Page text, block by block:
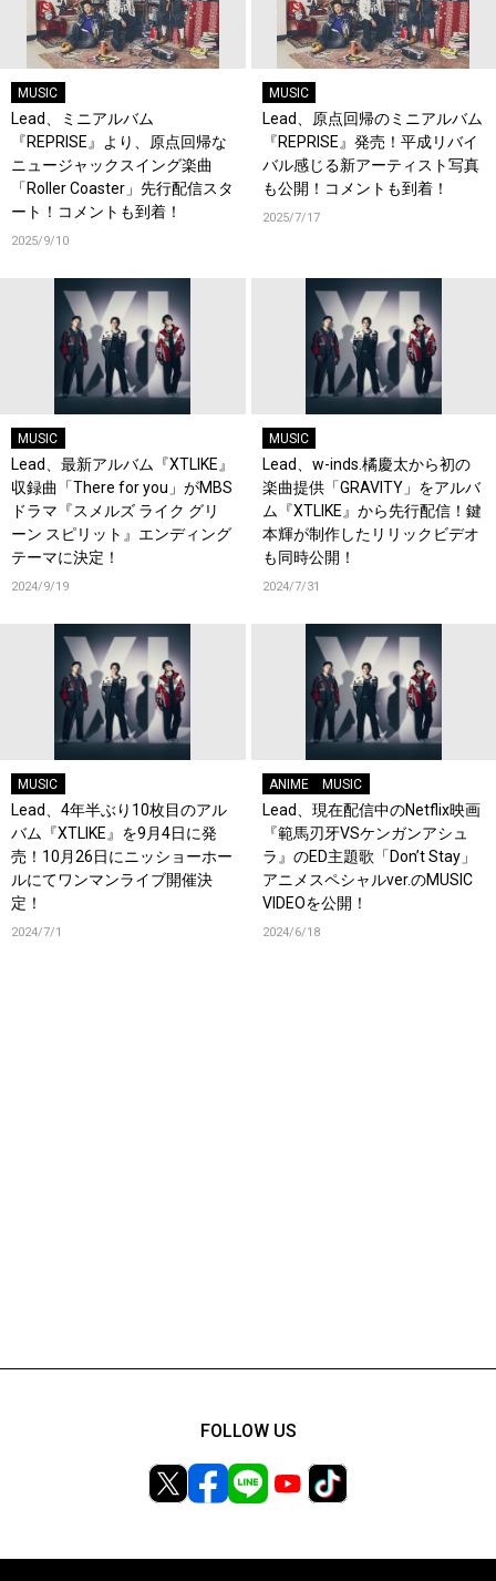
MUSIC
Lead、ミニアルバム
『REPRISE』より、原点回帰な
ニュージャックスイング楽曲
「Roller Coaster」先行配信スタ
ート！コメントも到着！
2025/9/10
MUSIC
Lead、原点回帰のミニアルバム
『REPRISE』発売！平成リバイ
バル感じる新アーティスト写真
も公開！コメントも到着！
2025/7/17
MUSIC
Lead、最新アルバム『XTLIKE』
収録曲「There for you」がMBS
ドラマ『スメルズ ライク グリ
ーン スピリット』エンディング
テーマに決定！
2024/9/19
MUSIC
Lead、w-inds.橘慶太から初の
楽曲提供「GRAVITY」をアルバ
ム『XTLIKE』から先行配信！鍵
本輝が制作したリリックビデオ
も同時公開！
2024/7/31
MUSIC
Lead、4年半ぶり10枚目のアル
バム『XTLIKE』を9月4日に発
売！10月26日にニッショーホー
ルにてワンマンライブ開催決
定！
2024/7/1
ANIME MUSIC
Lead、現在配信中のNetflix映画
『範馬刃牙VSケンガンアシュ
ラ』のED主題歌「Don’t Stay」
アニメスペシャルver.のMUSIC
VIDEOを公開！
2024/6/18
FOLLOW US